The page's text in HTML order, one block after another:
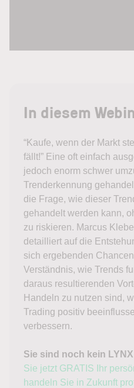
In diesem
“Kaufe, wenn der Markt
fällt!” Eine oft einfach
jedoch enorm schwer
Trenderkennung
die Frage, wie dieser
gehandelt werden kann,
zu riskieren. Marcus
detailliert auf die
sich ergebenden
Verständnis, wie Trends
daraus resultierenden
Handeln zu nutzen sind,
Trading positiv
verbessern.
Sie sind noch kein
Sie jetzt GRATIS Ihr
handeln Sie in Zukunft